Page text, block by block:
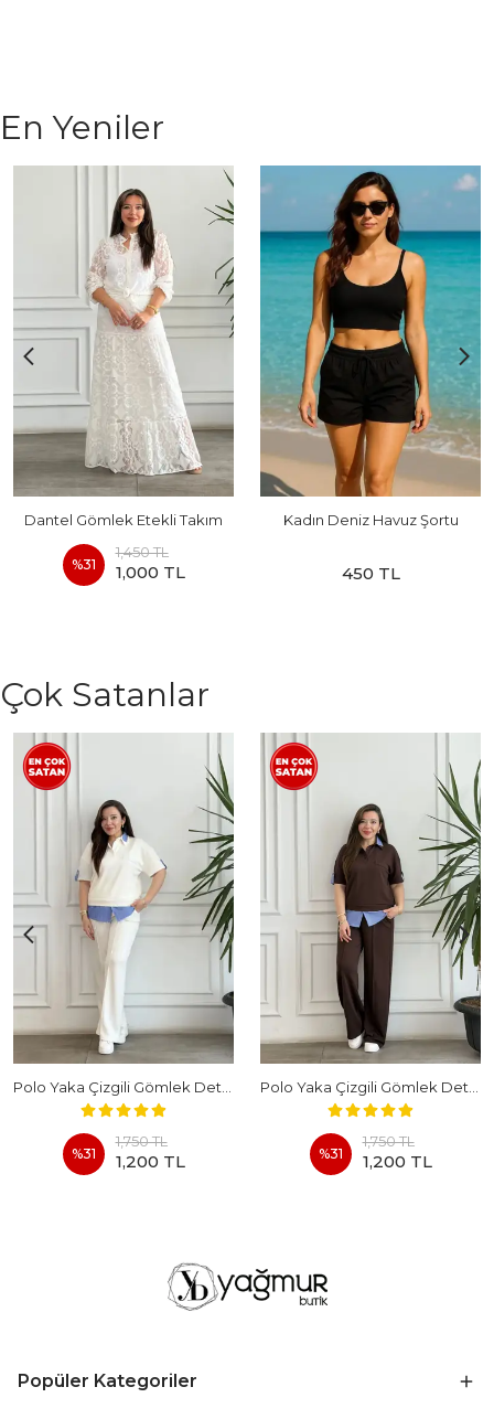
En Yeniler
Dantel Gömlek Etekli Takım
%31
1,450 TL
1,000 TL
Kadın Deniz Havuz Şortu
450 TL
Çok Satanlar
%31
1,750 TL
1,200 TL %31
1,750 TL
1,200 TL
Popüler Kategoriler